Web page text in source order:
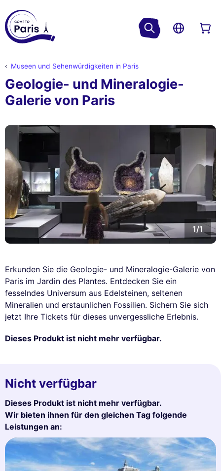
Museen und Sehenwürdigkeiten in Paris
Geologie- und Mineralogie-
Galerie von Paris
1/1
Erkunden Sie die Geologie- und Mineralogie-Galerie von
Paris im Jardin des Plantes. Entdecken Sie ein
fesselndes Universum aus Edelsteinen, seltenen
Mineralien und erstaunlichen Fossilien. Sichern Sie sich
jetzt Ihre Tickets für dieses unvergessliche Erlebnis.
Dieses Produkt ist nicht mehr verfügbar.
Nicht verfügbar
Dieses Produkt ist nicht mehr verfügbar.
Wir bieten ihnen für den gleichen Tag folgende
Leistungen an: